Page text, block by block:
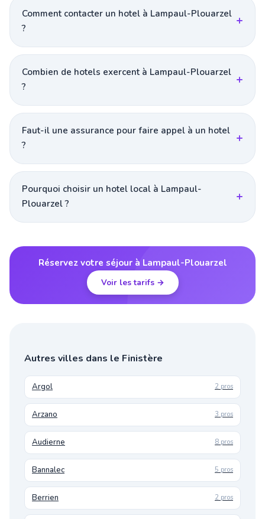
Comment contacter un hotel à Lampaul-Plouarzel
?
Combien de hotels exercent à Lampaul-Plouarzel
?
Faut-il une assurance pour faire appel à un hotel
?
Pourquoi choisir un hotel local à Lampaul-
Plouarzel ?
Réservez votre séjour à Lampaul-Plouarzel
Voir les tarifs →
Autres villes dans le Finistère
Argol 2 pros
Arzano 3 pros
Audierne 8 pros
Bannalec 5 pros
Berrien 2 pros